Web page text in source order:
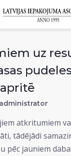
uz
administrator
atkritumiem
tādējādi
pēc jauniem